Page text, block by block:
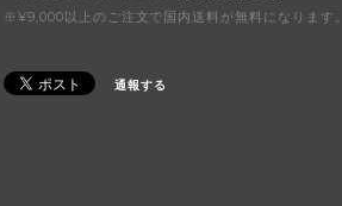
※¥9,000以上のご注文で国内送料が無料になります。
通報する